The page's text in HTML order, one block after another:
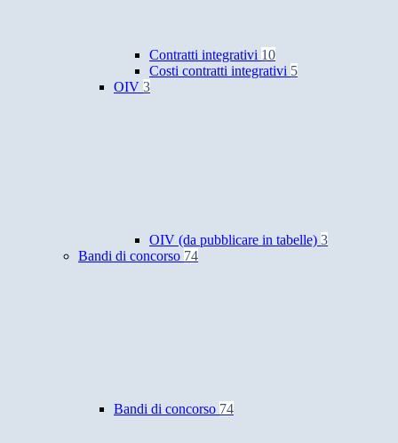
Contratti integrativi 10
Costi contratti integrativi 5
OIV 3
OIV (da pubblicare in tabelle) 3
Bandi di concorso 74
Bandi di concorso 74